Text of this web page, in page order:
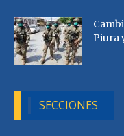
Piura
SECCIONES